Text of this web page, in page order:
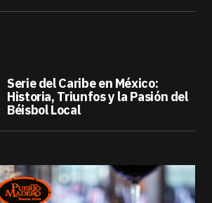
Serie del Caribe en México:
Historia, Triunfos y la Pasión del
Béisbol Local